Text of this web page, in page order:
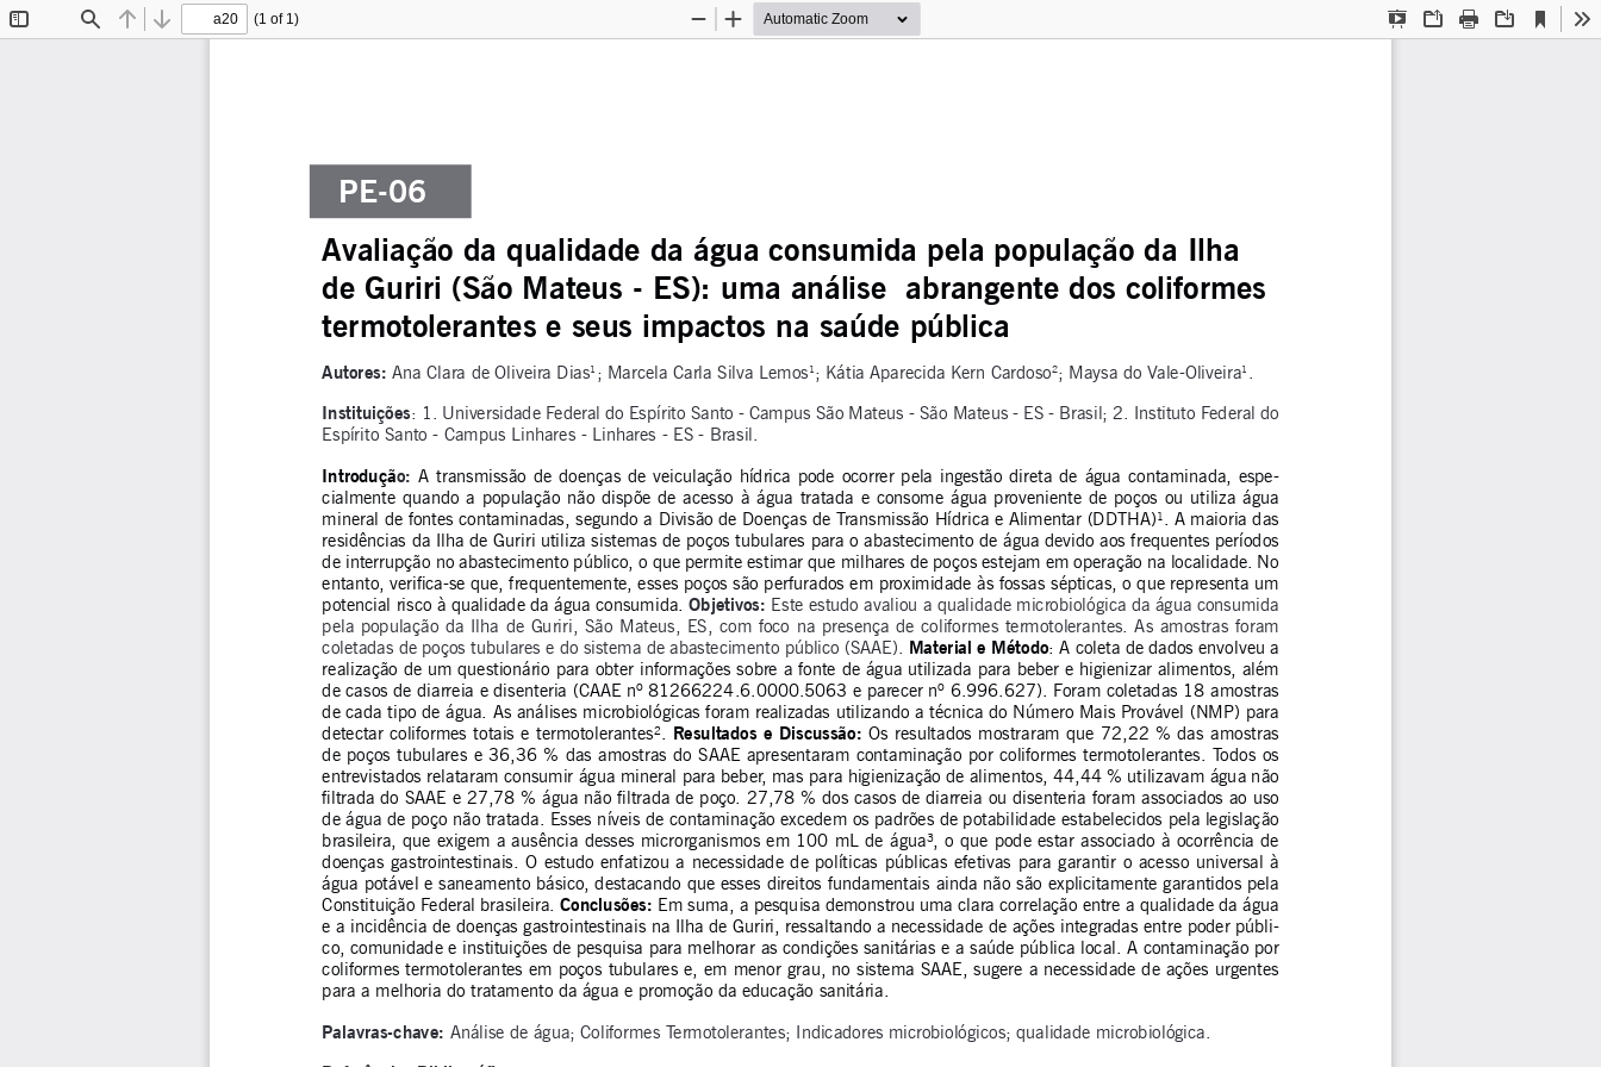
Find Previous
Next
(1 of 1)
Presentation
OpenPrint Download
Current
View
Zoom
Zoom
  PE-06
Avaliação da qualidade da água consumida pela população da Ilha
de Guriri (São Mateus - ES): uma análise abrangente dos coliformes
termotolerantes e seus impactos na saúde pública
Autores: Ana Clara de Oliveira Dias1 ; Marcela Carla Silva Lemos 1 ; Kátia Aparecida Kern Cardoso2; Maysa do Vale-Oliveira1
Instituições: 1. Universidade Federal do Espírito Santo - Campus São Mateus - São Mateus - ES - Brasil; 2. Instituto Federal do
Espírito Santo - Campus Linhares - Linhares - ES - Brasil.
Introdução: A  transmissão  de  doenças  de  veiculação  hídrica  pode  ocorrer  pela  ingestão  direta  de  água  contaminada,  espe-
cialmente  quando  a  população  não  dispõe  de  acesso  à  água  tratada  e  consome  água  proveniente  de  poços  ou  utiliza  água
mineral de fontes contaminadas, segundo a Divisão de Doenças de Transmissão Hídrica e Alimentar (DDTHA)¹. A maioria das
residências da Ilha de Guriri utiliza sistemas de poços tubulares para o abastecimento de água devido aos frequentes períodos
de interrupção no abastecimento público, o que permite estimar que milhares de poços estejam em operação na localidade. No
entanto, verifica-se que, frequentemente, esses poços são perfurados em proximidade às fossas sépticas, o que representa um
potencial risco à qualidade da água consumida. Objetivos: Este estudo avaliou a qualidade microbiológica da água consumida
pela população da Ilha de Guriri, São Mateus, ES, com foco na presença de coliformes termotolerantes. As amostras foram
coletadas de poços tubulares e do sistema de abastecimento público (SAAE). Material e Método: A coleta de dados envolveu a
realização de um questionário para obter informações sobre a fonte de água utilizada para beber e higienizar alimentos, além
de casos de diarreia e disenteria (CAAE nº 81266224.6.0000.5063 e parecer nº 6.996.627). Foram coletadas 18 amostras
de cada tipo de água. As análises microbiológicas foram realizadas utilizando a técnica do Número Mais Provável (NMP) para
detectar coliformes totais e termotolerantes². Resultados e Discussão: Os resultados mostraram que 72,22 % das amostras
de poços tubulares e 36,36 % das amostras do SAAE apresentaram contaminação por coliformes termotolerantes. Todos os
entrevistados relataram consumir água mineral para beber, mas para higienização de alimentos, 44,44 % utilizavam água não
filtrada do SAAE e 27,78 % água não filtrada de poço. 27,78 % dos casos de diarreia ou disenteria foram associados ao uso
de água de poço não tratada. Esses níveis de contaminação excedem os padrões de potabilidade estabelecidos pela legislação
brasileira, que exigem a ausência desses microrganismos em 100 mL de água³, o que pode estar associado à ocorrência de
doenças gastrointestinais. O estudo enfatizou a necessidade de políticas públicas efetivas para garantir o acesso universal à
água potável e saneamento básico, destacando que esses direitos fundamentais ainda não são explicitamente garantidos pela
Constituição Federal brasileira. Conclusões: Em suma, a pesquisa demonstrou uma clara correlação entre a qualidade da água
e a incidência de doenças gastrointestinais na Ilha de Guriri, ressaltando a necessidade de ações integradas entre poder públi-
co, comunidade e instituições de pesquisa para melhorar as condições sanitárias e a saúde pública local. A contaminação por
coliformes termotolerantes em poços tubulares e, em menor grau, no sistema SAAE, sugere a necessidade de ações urgentes
para a melhoria do tratamento da água e promoção da educação sanitária.
Palavras-chave: Análise de água; Coliformes Termotolerantes; Indicadores microbiológicos; qualidade microbiológica.